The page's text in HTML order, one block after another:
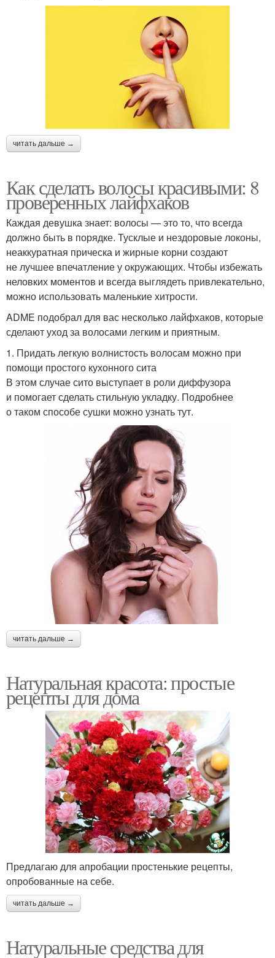
читать дальше →
Как сделать волосы красивыми: 8
проверенных лайфхаков
Каждая девушка знает: волосы — это то, что всегда
должно быть в порядке. Тусклые и нездоровые локоны,
неаккуратная прическа и жирные корни создают
не лучшее впечатление у окружающих. Чтобы избежать
неловких моментов и всегда выглядеть привлекательно,
можно использовать маленькие хитрости.
ADME подобрал для вас несколько лайфхаков, которые
сделают уход за волосами легким и приятным.
1. Придать легкую волнистость волосам можно при
помощи простого кухонного сита
В этом случае сито выступает в роли диффузора
и помогает сделать стильную укладку. Подробнее
о таком способе сушки можно узнать тут.
читать дальше →
Натуральная красота: простые
рецепты для дома
Предлагаю для апробации простенькие рецепты,
опробованные на себе.
читать дальше →
Натуральные средства для